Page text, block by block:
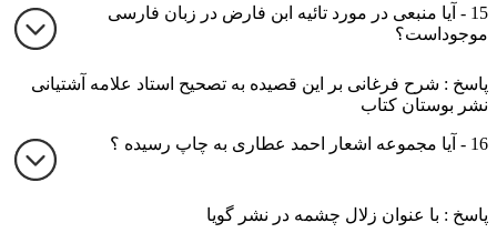
15 - آیا منبعی در مورد تائیه ابن فارض در زبان فارسی
موجوداست؟
پاسخ : شرح فرغانی بر این قصیده به تصحیح استاد علامه آشتیانی
نشر بوستان کتاب
16 - آیا مجموعه اشعار احمد عطاری به چاپ رسیده ؟
پاسخ : با عنوان زلال چشمه در نشر گویا